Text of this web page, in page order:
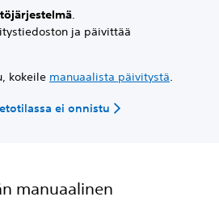
ja päivittää
kokeile manuaalista päivitystä
ei onnistu
manuaalinen